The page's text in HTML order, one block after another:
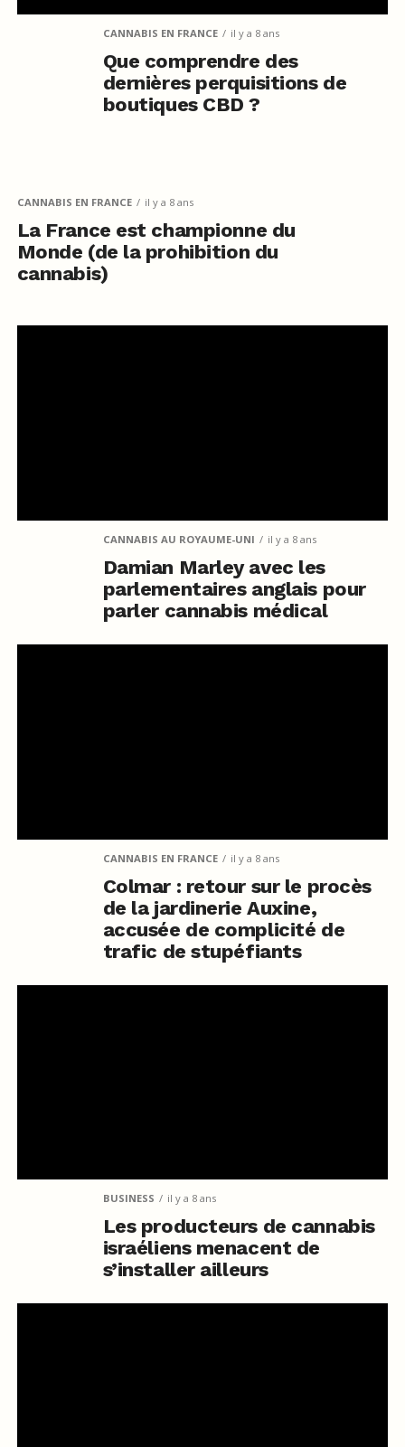
CANNABIS EN FRANCE il y a 8 ans
Que comprendre des
dernières perquisitions de
boutiques CBD ?
CANNABIS EN FRANCE il y a 8 ans
La France est championne du
Monde (de la prohibition du
cannabis)
CANNABIS AU ROYAUME-UNI il y a 8 ans
Damian Marley avec les
parlementaires anglais pour
parler cannabis médical
CANNABIS EN FRANCE il y a 8 ans
Colmar : retour sur le procès
de la jardinerie Auxine,
accusée de complicité de
trafic de stupéfiants
BUSINESS il y a 8 ans
Les producteurs de cannabis
israéliens menacent de
s’installer ailleurs